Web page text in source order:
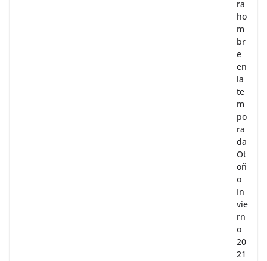
ra
ho
m
br
e
en
la
te
m
po
ra
da
Ot
oñ
o
In
vie
rn
o
20
21